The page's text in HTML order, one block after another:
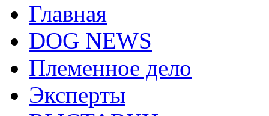
Главная
DOG NEWS
Племенное дело
Эксперты